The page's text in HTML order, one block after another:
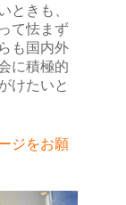
ときも、
て怯まず
も国内外
に積極的
けたいと
ジをお願